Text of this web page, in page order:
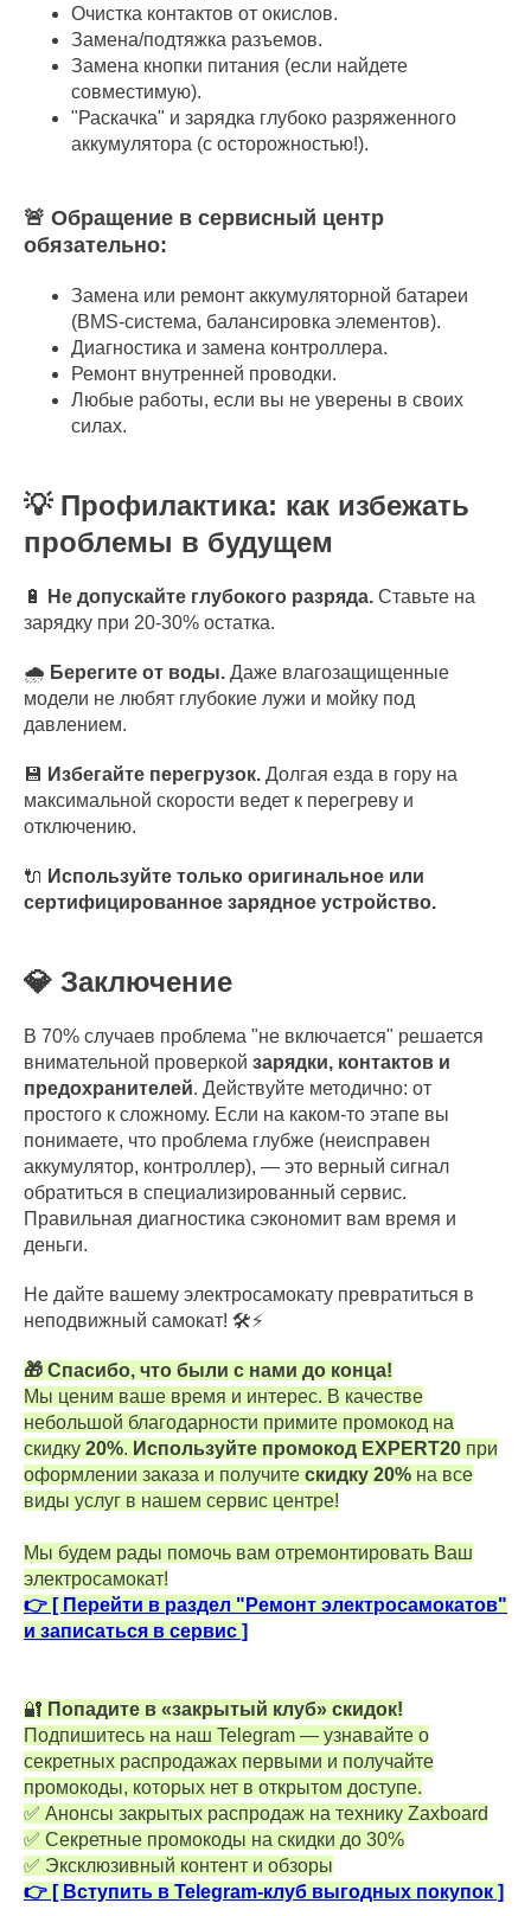
Очистка контактов от окислов.
Замена/подтяжка разъемов.
Замена кнопки питания (если найдете
совместимую).
"Раскачка" и зарядка глубоко разряженного
аккумулятора (с осторожностью!).
🚨 Обращение в сервисный центр
обязательно:
Замена или ремонт аккумуляторной батареи
(BMS-система, балансировка элементов).
Диагностика и замена контроллера.
Ремонт внутренней проводки.
Любые работы, если вы не уверены в своих
силах.
💡 Профилактика: как избежать
проблемы в будущем
🔋 Не допускайте глубокого разряда. Ставьте на
зарядку при 20-30% остатка.
🌧️ Берегите от воды. Даже влагозащищенные
модели не любят глубокие лужи и мойку под
давлением.
💾 Избегайте перегрузок. Долгая езда в гору на
максимальной скорости ведет к перегреву и
отключению.
🔌 Используйте только оригинальное или
сертифицированное зарядное устройство.
💎 Заключение
В 70% случаев проблема "не включается" решается
внимательной проверкой зарядки, контактов и
предохранителей. Действуйте методично: от
простого к сложному. Если на каком-то этапе вы
понимаете, что проблема глубже (неисправен
аккумулятор, контроллер), — это верный сигнал
обратиться в специализированный сервис.
Правильная диагностика сэкономит вам время и
деньги.
Не дайте вашему электросамокату превратиться в
неподвижный самокат! 🛠️⚡
🎁 Спасибо, что были с нами до конца!
Мы ценим ваше время и интерес. В качестве
небольшой благодарности примите промокод на
скидку 20%. Используйте промокод EXPERT20 при
оформлении заказа и получите скидку 20% на все
виды услуг в нашем сервис центре!
Мы будем рады помочь вам отремонтировать Ваш
электросамокат!
👉 [ Перейти в раздел "Ремонт электросамокатов"
и записаться в сервис ]
🔐 Попадите в «закрытый клуб» скидок!
Подпишитесь на наш Telegram — узнавайте о
секретных распродажах первыми и получайте
промокоды, которых нет в открытом доступе.
✅ Анонсы закрытых распродаж на технику Zaxboard
✅ Секретные промокоды на скидки до 30%
✅ Эксклюзивный контент и обзоры
👉 [ Вступить в Telegram-клуб выгодных покупок ]